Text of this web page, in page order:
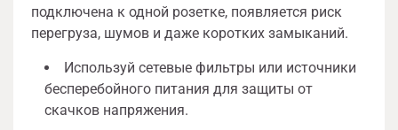
подключена к одной розетке, появляется риск
перегруза, шумов и даже коротких замыканий.
Используй сетевые фильтры или источники
бесперебойного питания для защиты от
скачков напряжения.